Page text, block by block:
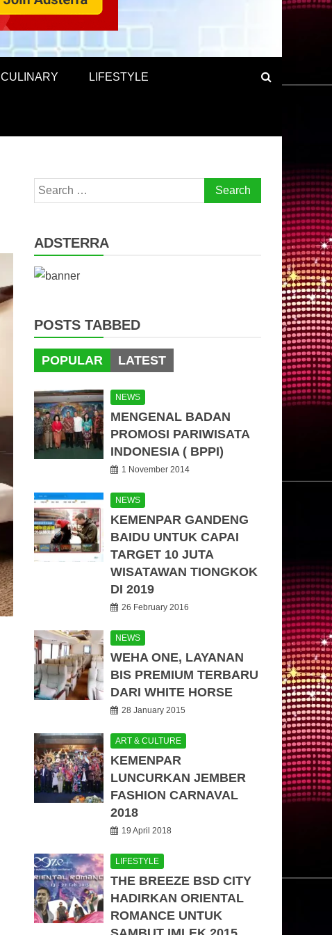
CULINARY LIFESTYLE
Search
for:
ADSTERRA
POSTS TABBED
POPULAR LATEST
NEWS
MENGENAL BADAN
PROMOSI PARIWISATA
INDONESIA ( BPPI)
1 November 2014
NEWS
KEMENPAR GANDENG
BAIDU UNTUK CAPAI
TARGET 10 JUTA
WISATAWAN TIONGKOK
DI 2019
26 February 2016
NEWS
WEHA ONE, LAYANAN
BIS PREMIUM TERBARU
DARI WHITE HORSE
28 January 2015
ART & CULTURE
KEMENPAR
LUNCURKAN JEMBER
FASHION CARNAVAL
2018
19 April 2018
LIFESTYLE
THE BREEZE BSD CITY
HADIRKAN ORIENTAL
ROMANCE UNTUK